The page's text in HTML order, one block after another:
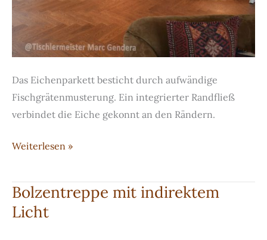
Das Eichenparkett besticht durch aufwändige
Fischgrätenmusterung. Ein integrierter Randfließ
verbindet die Eiche gekonnt an den Rändern.
Gebeiztes
aus
Eiche
Weiterlesen »
Bolzentreppe mit indirektem
Licht